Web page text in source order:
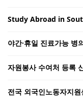
Study Abroad in
야간·휴일 진료가능 병
자원봉사 수여처 등록
전국 외국인노동자지